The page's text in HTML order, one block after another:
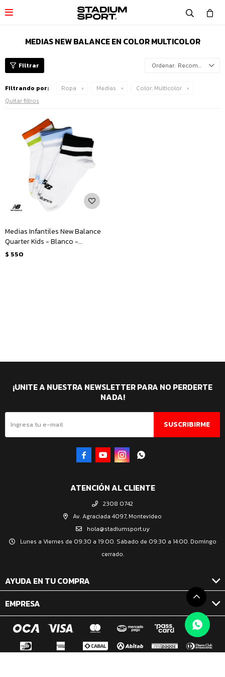

MEDIAS NEW BALANCE EN COLOR MULTICOLOR
Recomendados
Filtrando por: Ropa Medias Color: Multicolor
Quitar filtros
Medias Infantiles New Balance
Quarter Kids - Blanco -
Multicolor
$ 550
ATENCIÓN AL CLIENTE
2308 0742
Av. Agraciada 4097, Montevideo
hola@stadiumsport.uy
Lunes a Viernes de 09:30 a 19:00. Sábado de 09:30 a 14:00. Domingo
cerrado.
AYUDA EN TU COMPRA
EMPRESA
¡UNITE A NUESTRA NEWSLETTER PARA NO PERDERTE
NADA!
SUSCRIBIRME
   